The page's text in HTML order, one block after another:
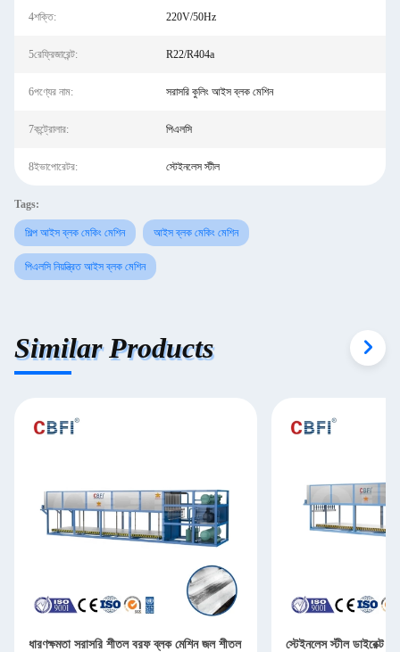
4শক্তি: 220V/50Hz
5রেফ্রিজারেন্ট: R22/R404a
6পণ্যের নাম: সরাসরি কুলিং আইস ব্লক মেশিন
7কন্ট্রোলার: পিএলসি
8ইভাপোরেটর: স্টেইনলেস স্টীল
Tags:
শিল্প আইস ব্লক মেকিং মেশিন আইস ব্লক মেকিং মেশিন
পিএলসি নিয়ন্ত্রিত আইস ব্লক মেশিন
Similar Products
ধারণক্ষমতা সরাসরি শীতল বরফ ব্লক মেশিন জল শীতল
স্টেইনলেস স্টীল ডাইরেক্ট